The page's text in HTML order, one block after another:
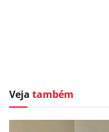
Veja também